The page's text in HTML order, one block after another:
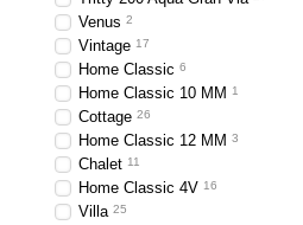
Venus 2
Vintage 17
Home Classic 6
Home Classic 10 MM 1
Cottage 26
Home Classic 12 MM 3
Chalet 11
Home Classic 4V 16
Villa 25